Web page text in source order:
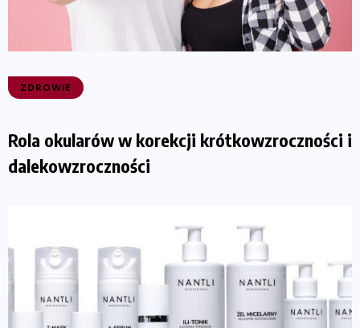
ZDROWIE
Rola okularów w korekcji krótkowzroczności i
dalekowzroczności